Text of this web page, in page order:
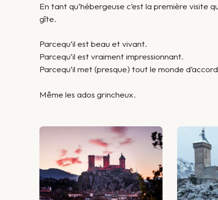
En tant qu’hébergeuse c’est la première visite
gîte.
Parcequ’il est beau et vivant.
Parcequ’il est vraiment impressionnant.
Parcequ’il met (presque) tout le monde
Même les ados grincheux.